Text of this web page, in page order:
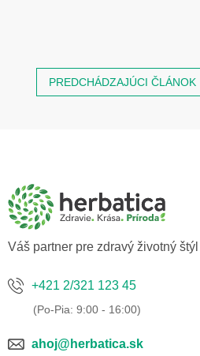
PREDCHÁDZAJÚCI ČLÁNOK
Váš partner pre zdravý životný
+421 2/321 123 45
ahoj@herbatica.sk